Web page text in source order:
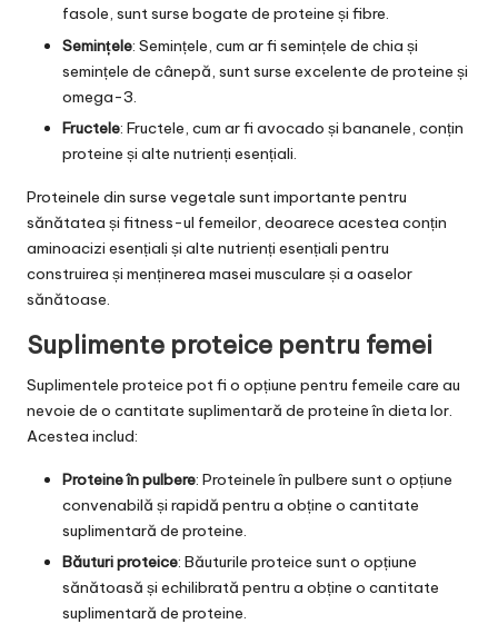
fasole, sunt surse bogate de proteine și fibre.
Semințele: Semințele, cum ar fi semințele de chia și
semințele de cânepă, sunt surse excelente de proteine și
omega-3.
Fructele: Fructele, cum ar fi avocado și bananele, conțin
proteine și alte nutrienți esențiali.
Proteinele din surse vegetale sunt importante pentru
sănătatea și fitness-ul femeilor, deoarece acestea conțin
aminoacizi esențiali și alte nutrienți esențiali pentru
construirea și menținerea masei musculare și a oaselor
sănătoase.
Suplimente proteice pentru femei
Suplimentele proteice pot fi o opțiune pentru femeile care au
nevoie de o cantitate suplimentară de proteine în dieta lor.
Acestea includ:
Proteine în pulbere: Proteinele în pulbere sunt o opțiune
convenabilă și rapidă pentru a obține o cantitate
suplimentară de proteine.
Băuturi proteice: Băuturile proteice sunt o opțiune
sănătoasă și echilibrată pentru a obține o cantitate
suplimentară de proteine.